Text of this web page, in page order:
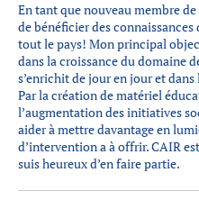
En tant que nouveau membre
de bénéficier des
tout le pays! Mon principal
dans la croissance du domaine
s’enrichit de jour en jour et
Par la création de matériel
l’augmentation des initiatives
aider à mettre davantage en
d’intervention a à offrir. CAIR
suis heureux d’en faire partie.